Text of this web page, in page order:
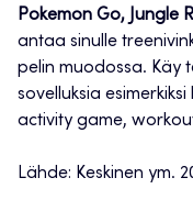
Pokemon Go, Jungle
antaa sinulle
pelin muodossa. Käy
sovelluksia
activity game,
Lähde: Keskinen ym.